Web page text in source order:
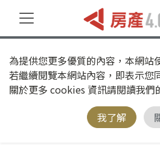
為提供您更多優質的內容，本網站
若繼續閱覽本網站內容，即表示您
關於更多 cookies 資訊請閱讀我們
我了解